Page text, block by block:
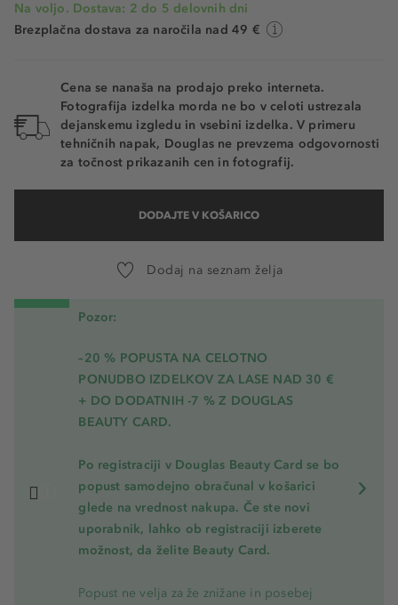
Na voljo. Dostava: 2 do 5 delovnih dni
Brezplačna dostava za naročila nad 49 €
Cena se nanaša na prodajo preko interneta.
Fotografija izdelka morda ne bo v celoti ustrezala
dejanskemu izgledu in vsebini izdelka. V primeru
tehničnih napak, Douglas ne prevzema odgovornosti
za točnost prikazanih cen in fotografij.
DODAJTE V KOŠARICO
Dodaj na seznam želja
Pozor:
–20 % POPUSTA NA CELOTNO
PONUDBO IZDELKOV ZA LASE NAD 30 €
+ DO DODATNIH -7 % Z DOUGLAS
BEAUTY CARD.
Po registraciji v Douglas Beauty Card se bo
popust samodejno obračunal v košarici
glede na vrednost nakupa. Če ste novi
uporabnik, lahko ob registraciji izberete
možnost, da želite Beauty Card.
Popust ne velja za že znižane in posebej